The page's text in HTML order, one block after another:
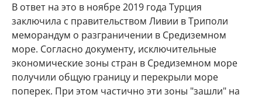
В ответ на это в ноябре 2019 года Турция
заключила с правительством Ливии в Триполи
меморандум о разграничении в Средиземном
море. Согласно документу, исключительные
экономические зоны стран в Средиземном море
получили общую границу и перекрыли море
поперек. При этом частично эти зоны "зашли" на